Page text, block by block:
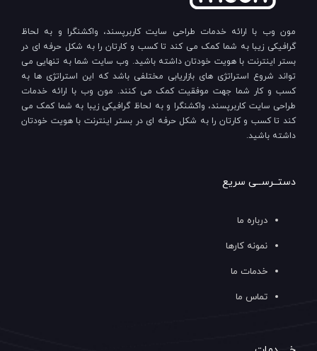
مون وب با ارائه خدمات طراحی سایت کاربرپسند، واکشنگرا و به لحاظ
گرافیکی زیبا به شما کمک می کند تا کسب و کارتان را به شکل حرفه ای در
بستر اینترنت با هویت خودتان داشته باشید. وب سایت شما به تنهایی می
تواند شروع استراتژی های بازاریابی مختلفی باشد که این استراتژی ها به
کسب و کار شما جهت موفقیت کمک می کنند. مون وب با ارائه خدمات
طراحی سایت کاربرپسند، واکشنگرا و به لحاظ گرافیکی زیبا به شما کمک می
کند تا کسب و کارتان را به شکل حرفه ای در بستر اینترنت با هویت خودتان
داشته باشید.
دستــرســی سریع
درباره ما
نمونه کارها
خدمات ما
تماس ما